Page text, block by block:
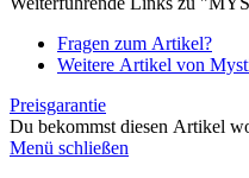
Fragen zum Artikel?
Weitere Artikel von
Preisgarantie
Du bekommst diesen Artikel
Menü schließen